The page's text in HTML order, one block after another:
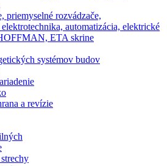
priemyselné rozvádzače,
automatizácia, elektrické
ETA skrine
systémov budov
a revízie